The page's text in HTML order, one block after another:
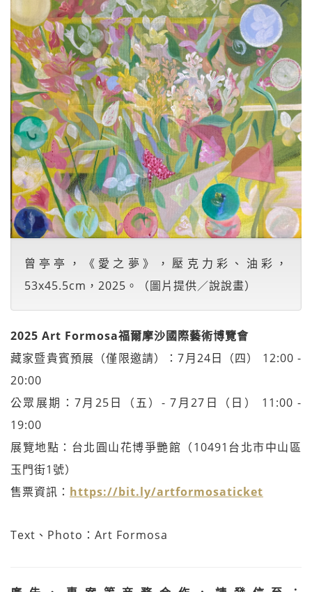
曾亭亭，《愛之夢》，壓克力彩、油彩，
53x45.5cm，2025。（圖片提供／說說畫）
2025 Art Formosa福爾摩沙國際藝術博覽會
藏家暨貴賓預展（僅限邀請）：7月24日（四） 12:00 -
20:00
公眾展期：7月25日（五）- 7月27日（日） 11:00 -
19:00
展覽地點：台北圓山花博爭艷館（10491台北市中山區
玉門街1號）
售票資訊： https://bit.ly/artformosaticket
Text、Photo：Art Formosa